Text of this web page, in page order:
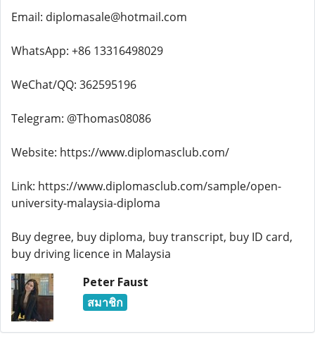
Email: diplomasale@hotmail.com
WhatsApp: +86 13316498029
WeChat/QQ: 362595196
Telegram: @Thomas08086
Website: https://www.diplomasclub.com/
Link: https://www.diplomasclub.com/sample/open-
university-malaysia-diploma
Buy degree, buy diploma, buy transcript, buy ID card,
buy driving licence in Malaysia
Peter Faust
สมาชิก